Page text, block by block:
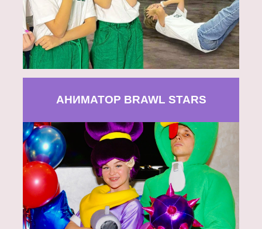
АНИМАТОР BRAWL STARS